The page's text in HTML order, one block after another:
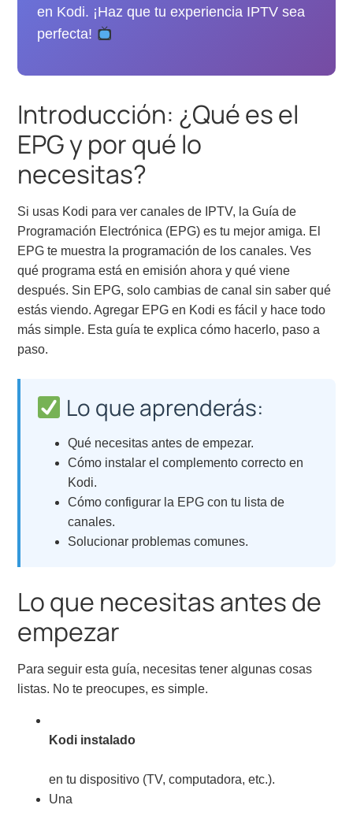
en Kodi. ¡Haz que tu experiencia IPTV sea
perfecta!
Introducción: ¿Qué es el
EPG y por qué lo
necesitas?
Si usas Kodi para ver canales de IPTV, la Guía de
Programación Electrónica (EPG) es tu mejor amiga. El
EPG te muestra la programación de los canales. Ves
qué programa está en emisión ahora y qué viene
después. Sin EPG, solo cambias de canal sin saber qué
estás viendo. Agregar EPG en Kodi es fácil y hace todo
más simple. Esta guía te explica cómo hacerlo, paso a
paso.
Lo que aprenderás:
Qué necesitas antes de empezar.
Cómo instalar el complemento correcto en
Kodi.
Cómo configurar la EPG con tu lista de
canales.
Solucionar problemas comunes.
Lo que necesitas antes de
empezar
Para seguir esta guía, necesitas tener algunas cosas
listas. No te preocupes, es simple.
Kodi instalado
en tu dispositivo (TV, computadora, etc.).
Una